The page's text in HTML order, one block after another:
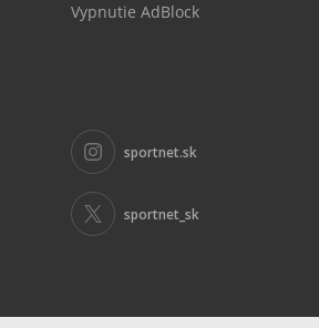
Vypnutie AdBlock
sportnet.sk
sportnet_sk